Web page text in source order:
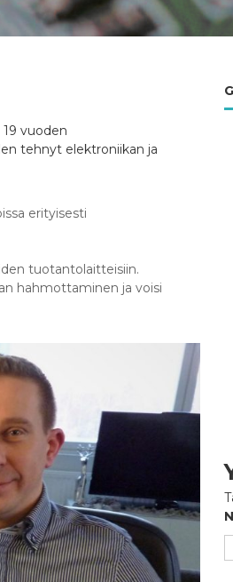
vuoden
tehnyt elektroniikan ja
erityisesti
tuotantolaitteisiin.
hahmottaminen ja voisi